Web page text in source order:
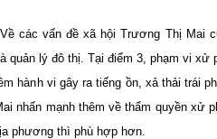
các vấn đề xã hội Trương Thị Mai
lý đô thị. Tại điểm 3, phạm vi xử
hành vi gây ra tiếng ồn, xả thải trái
nhấn mạnh thêm về thẩm quyền xử
phương thì phù hợp hơn.